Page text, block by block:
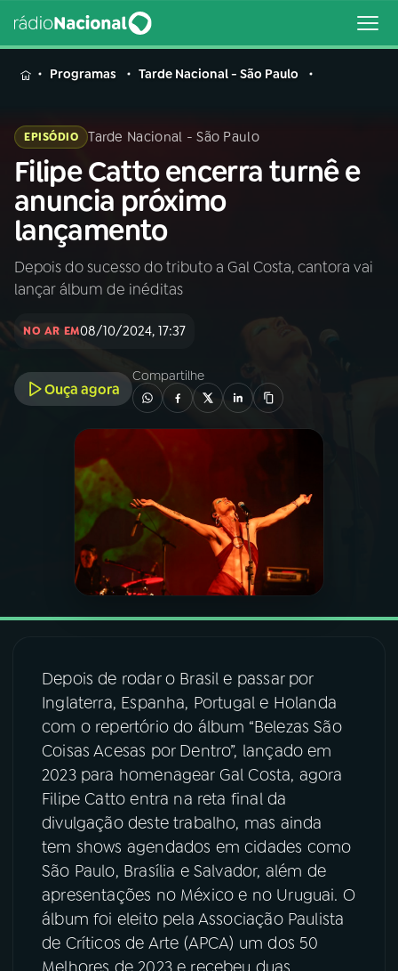
MENU
Buscar
na
Rádio
Nacional
Buscar
AO VIVO
INÍCIO
A RÁDIO
PROGRAMAÇÃO
PROGRAMAS
PODCASTS
06VIDEOCASTS
07ÚLTIMAS
08 FESTIVAL DE MÚSICA
ACOMPANHE A RÁDIO NACIONAL
YouTube Facebook
Instagram X
TikTok
Programas Tarde Nacional - São Paulo
EPISÓDIO Tarde Nacional - São Paulo
Filipe Catto encerra turnê e
anuncia próximo
lançamento
Depois do sucesso do tributo a Gal Costa, cantora vai
lançar álbum de inéditas
NO AR EM08/10/2024, 17:37
Ouça agora
Compartilhe
Depois de rodar o Brasil e passar por
Inglaterra, Espanha, Portugal e Holanda
com o repertório do álbum “Belezas São
Coisas Acesas por Dentro”, lançado em
2023 para homenagear Gal Costa, agora
Filipe Catto entra na reta final da
divulgação deste trabalho, mas ainda
tem shows agendados em cidades como
São Paulo, Brasília e Salvador, além de
apresentações no México e no Uruguai. O
álbum foi eleito pela Associação Paulista
de Críticos de Arte (APCA) um dos 50